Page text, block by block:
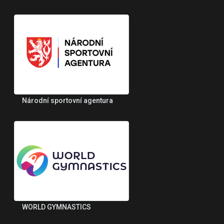
Národní sportovní agentura
WORLD GYMNASTICS